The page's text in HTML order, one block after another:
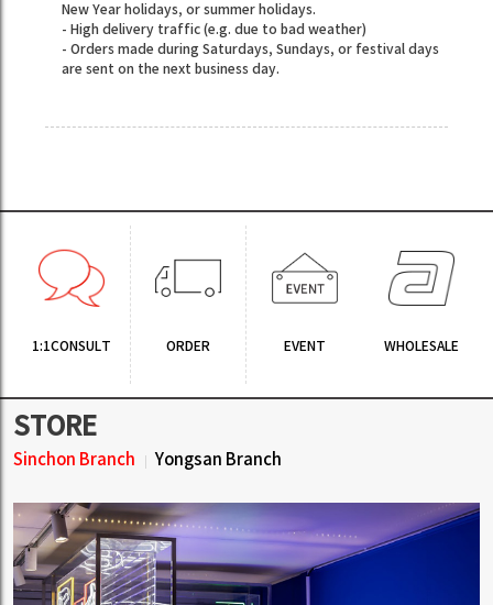
New Year holidays, or summer holidays.
- High delivery traffic (e.g. due to bad weather)
- Orders made during Saturdays, Sundays, or festival days
are sent on the next business day.
1:1CONSULT ORDER EVENT WHOLESALE
STORE
Sinchon Branch Yongsan Branch